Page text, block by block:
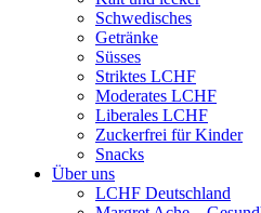
Schwedisches
Getränke
Süsses
Striktes LCHF
Moderates LCHF
Liberales LCHF
Zuckerfrei für Kinder
Snacks
Über uns
LCHF Deutschland